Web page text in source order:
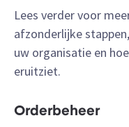
Lees verder voor
afzonderlijke
uw organisatie en
eruitziet.
Orderbeheer